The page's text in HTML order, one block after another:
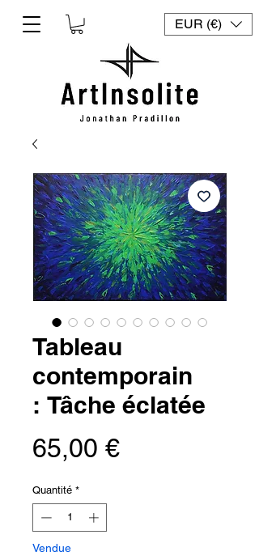
EUR (€)
Tableau
contemporain
: Tâche éclatée
65,00 €Prix
Quantité *
Vendue